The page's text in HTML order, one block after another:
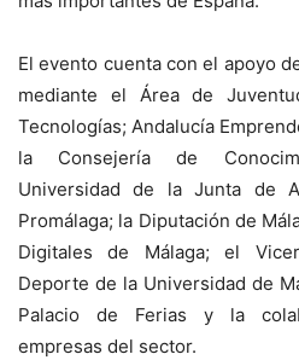
El evento cuenta con el apoyo
mediante el Área de
Tecnologías; Andalucía
la Consejería de
Universidad de la Junta de
Promálaga; la Diputación de
Digitales de Málaga; el
Deporte de la Universidad de
Palacio de Ferias y la
empresas del sector.